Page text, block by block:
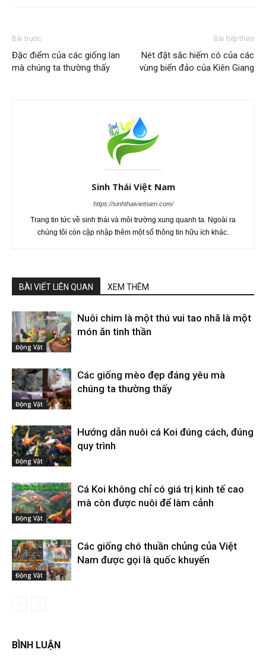
Bài trước
Đặc điểm của các giống lan
mà chúng ta thường thấy
Bài tiếp theo
Nét đặt sắc hiếm có của các
vùng biển đảo của Kiên Giang
Sinh Thái Việt Nam
https://sinhthaivietnam.com/
Trang tin tức về sinh thái và môi trường xung quanh ta. Ngoài ra
chúng tôi còn cập nhập thêm một số thông tin hữu ích khác.
BÀI VIẾT LIÊN QUAN XEM THÊM
Động Vật
Nuôi chim là một thú vui tao nhã là một
món ăn tinh thần
Động Vật
Các giống mèo đẹp đáng yêu mà
chúng ta thường thấy
Động Vật
Hướng dẫn nuôi cá Koi đúng cách, đúng
quy trình
Động Vật
Cá Koi không chỉ có giá trị kinh tế cao
mà còn được nuôi để làm cảnh
Động Vật
Các giống chó thuần chủng của Việt
Nam được gọi là quốc khuyển
BÌNH LUẬN